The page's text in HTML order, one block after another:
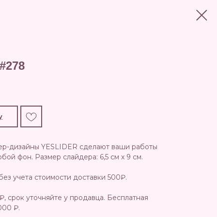
дизайны YESLIDER сделают ваши работы
фон. Размер слайдера: 6,5 см х 9 см.
учета стоимости доставки 500₽.
срок уточняйте у продавца. Бесплатная
₽.